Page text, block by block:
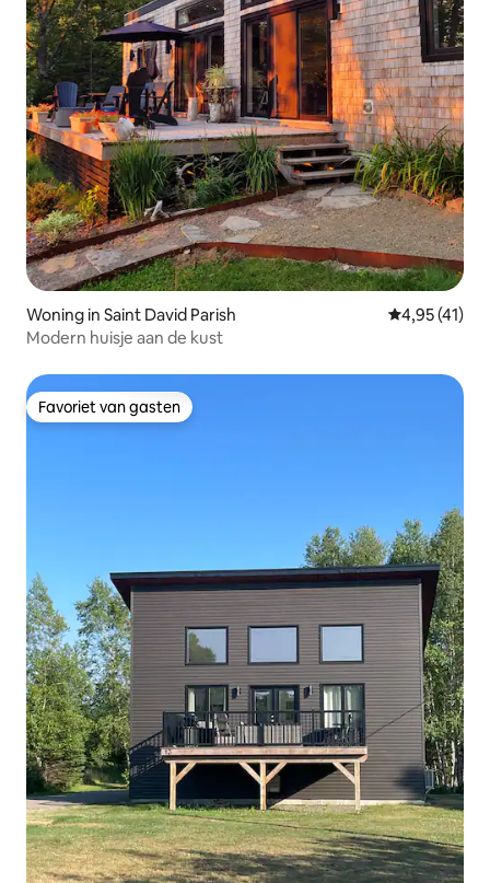
Woning in Saint David Parish Gemiddelde
4,95 (41)
Modern huisje aan de kust
Favoriet van gasten
Favoriet van gasten